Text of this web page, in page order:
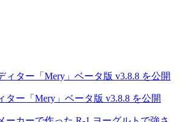
ター「Mery」ベータ版 v3.8.8 を公開